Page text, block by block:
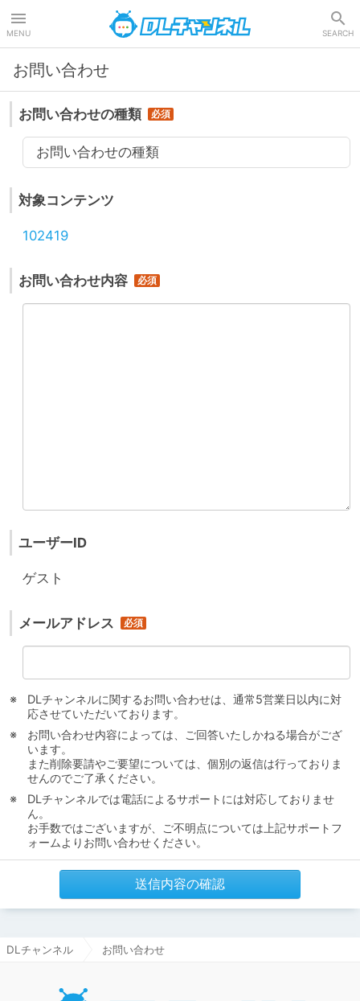
MENU SEARCH
お問い合わせ
お問い合わせの種類
お問い合わせの種類
対象コンテンツ
102419
お問い合わせ内容
ユーザーID
ゲスト
メールアドレス
DLチャンネルに関するお問い合わせは、通常5営業日以内に対
応させていただいております。
お問い合わせ内容によっては、ご回答いたしかねる場合がござ
います。
また削除要請やご要望については、個別の返信は行っておりま
せんのでご了承ください。
DLチャンネルでは電話によるサポートには対応しておりませ
ん。
お手数ではございますが、ご不明点については上記サポートフ
ォームよりお問い合わせください。
送信内容の確認
DLチャンネル お問い合わせ